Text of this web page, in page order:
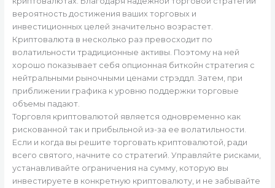
вероятность достижения ваших торговых и
инвестиционных целей значительно возрастет.
Криптовалюта в несколько раз превосходит по
волатильности традиционные активы. Поэтому на ней
хорошо показывает себя опционная биткойн стратегия с
нейтральными рыночными ценами стрэддл. Затем, при
приближении графика к уровню поддержки торговые
объемы падают.
Торговля криптовалютой является одновременно как
рискованной так и прибыльной из-за ее волатильности.
Если и когда вы решите торговать криптовалютой, ради
всего святого, начните со стратегий. Управляйте рисками,
устанавливайте ограничения на сумму, которую вы
инвестируете в конкретную криптовалюту, и не забывайте